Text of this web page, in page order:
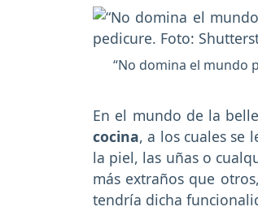
“No domina el mundo
En el mundo de la
cocina, a los cuales se
la piel, las uñas o
más extraños que
tendría dicha